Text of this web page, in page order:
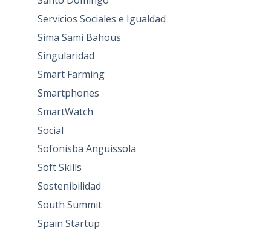
Servicios Sociales e Igualdad
Sima Sami Bahous
Singularidad
Smart Farming
Smartphones
SmartWatch
Social
Sofonisba Anguissola
Soft Skills
Sostenibilidad
South Summit
Spain Startup